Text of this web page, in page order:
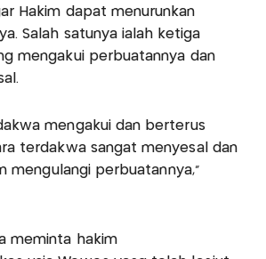
Hakim dapat menurunkan
Salah satunya ialah ketiga
mengakui perbuatannya dan
mengakui dan berterus
terdakwa sangat menyesal dan
mengulangi perbuatannya,”
meminta hakim